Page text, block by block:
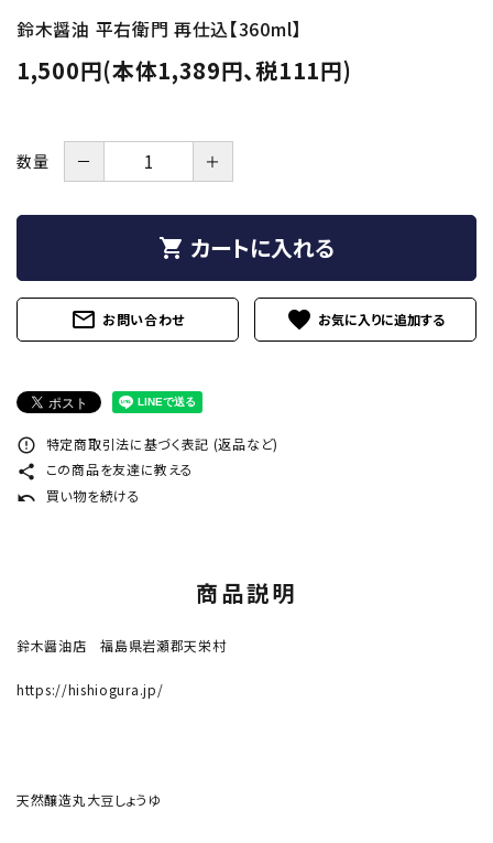
ガイドライン
特定商取引法について
0242-22-1076
schedule 営業時間 - 9:00～19:00
鈴木醤油 平右衛門 再仕込【360ml】
1,500円(本体1,389円、税111円)
数量 － ＋
shopping_cart カートに入れる
mail_outline お問い合わせ favorite
error_outline 特定商取引法に基づく表記 (返品など)
share この商品を友達に教える
undo 買い物を続ける
商品説明
鈴木醤油店 福島県岩瀬郡天栄村
https://hishiogura.jp/
天然醸造丸大豆しょうゆ